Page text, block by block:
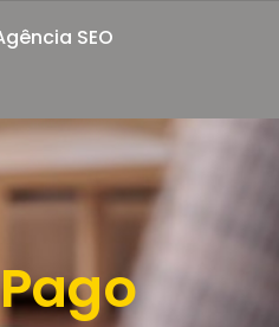
SEO